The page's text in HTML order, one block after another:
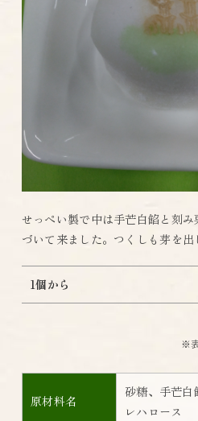
せっぺい製で中は手芒白餡と刻
づいて来ました。つくしも芽を出
1個から
※
原材料名
砂糖、手芒白
レハロース